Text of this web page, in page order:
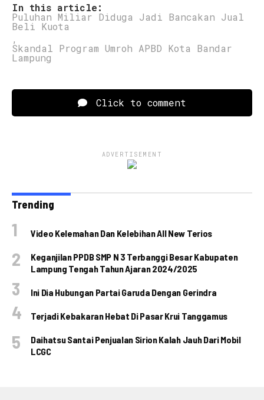
In this article:
Puluhan Miliar Diduga Jadi Bancakan Jual
Beli Kuota
,
Skandal Program Umroh APBD Kota Bandar
Lampung
Click to comment
ADVERTISEMENT
Trending
Video Kelemahan Dan Kelebihan All New Terios
Keganjilan PPDB SMP N 3 Terbanggi Besar Kabupaten
Lampung Tengah Tahun Ajaran 2024/2025
Ini Dia Hubungan Partai Garuda Dengan Gerindra
Terjadi Kebakaran Hebat Di Pasar Krui Tanggamus
Daihatsu Santai Penjualan Sirion Kalah Jauh Dari Mobil
LCGC